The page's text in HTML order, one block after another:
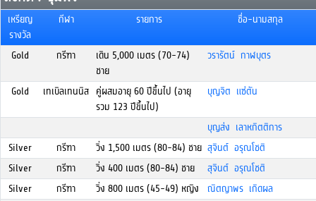
เหรียญ
รางวัล
กีฬา รายการ ชื่อ-นามสกุล
Gold กรีฑา
เดิน 5,000 เมตร (70-74)
ชาย
วรารัตน์ กาฬบุตร
Gold เทเบิลเทนนิส คู่ผสมอายุ 60 ปีขึ้นไป (อายุ
รวม 123 ปีขึ้นไป)
บุญจิต แซ่ตัน
บุญส่ง เลาหกิตติการ
Silver
กรีฑา วิ่ง 1,500 เมตร (80-84) ชาย สุจินต์ อรุณโชติ
Silver
กรีฑา วิ่ง 400 เมตร (80-84) ชาย
สุจินต์ อรุณโชติ
Silver
กรีฑา วิ่ง 800 เมตร (45-49) หญิง
ณิตญาพร เกิดผล